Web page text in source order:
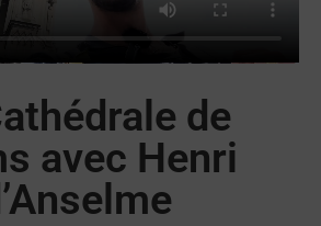
de
avec Henri